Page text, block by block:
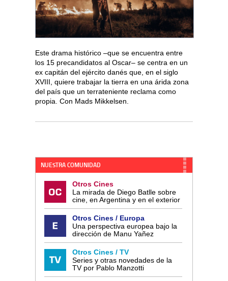
Este drama histórico –que se encuentra entre
los 15 precandidatos al Oscar– se centra en un
ex capitán del ejército danés que, en el siglo
XVIII, quiere trabajar la tierra en una árida zona
del país que un terrateniente reclama como
propia. Con Mads Mikkelsen.
NUESTRA COMUNIDAD
Otros Cines
La mirada de Diego Batlle sobre
cine, en Argentina y en el exterior
Otros Cines / Europa
Una perspectiva europea bajo la
dirección de Manu Yañez
Otros Cines / TV
Series y otras novedades de la
TV por Pablo Manzotti